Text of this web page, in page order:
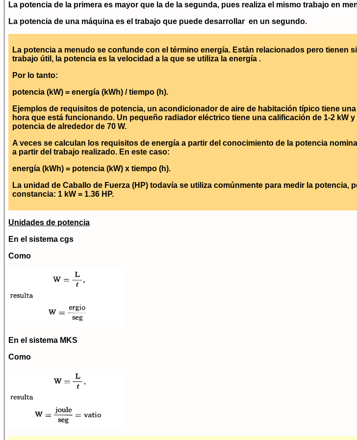
La potencia de la primera es mayor que la de la segunda, pues realiza el mismo trabajo en
La potencia de una máquina es el trabajo que puede desarrollar en un segundo.
La potencia a menudo se confunde con el término energía. Están relacionados pero tienen
trabajo útil, la potencia es la velocidad a la que se utiliza la energía .
Por lo tanto:
potencia (kW) = energía (kWh) / tiempo (h).
Ejemplos de requisitos de potencia, un acondicionador de aire de habitación típico tiene
hora que está funcionando. Un pequeño radiador eléctrico tiene una calificación de 1-2
potencia de alrededor de 70 W.
A veces se calculan los requisitos de energía a partir del conocimiento de la potencia
a partir del trabajo realizado. En este caso:
energía (kWh) = potencia (kW) x tiempo (h).
La unidad de Caballo de Fuerza (HP) todavía se utiliza comúnmente para medir la
constancia: 1 kW = 1.36 HP.
Unidades de potencia
En el sistema cgs
Como
En el sistema MKS
Como